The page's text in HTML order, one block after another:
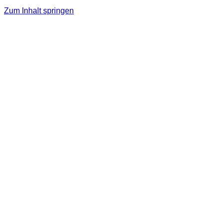
Zum Inhalt springen